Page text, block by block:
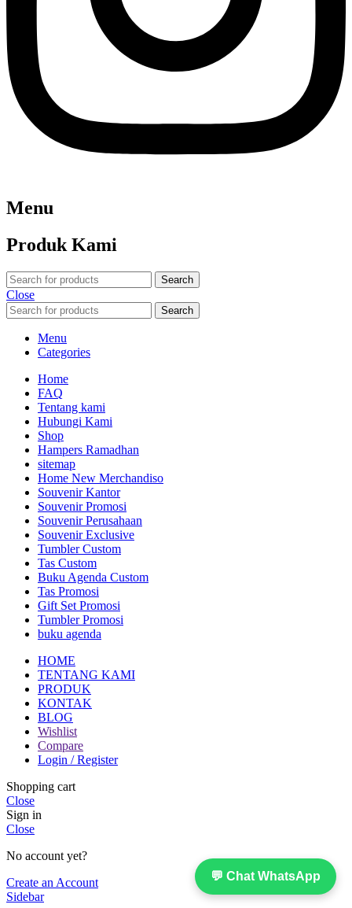
💬 Chat WhatsApp
Menu
Produk Kami
Search
Close
Search
Menu
Categories
Home
FAQ
Tentang kami
Hubungi Kami
Shop
Hampers Ramadhan
sitemap
Home New Merchandiso
Souvenir Kantor
Souvenir Promosi
Souvenir Perusahaan
Souvenir Exclusive
Tumbler Custom
Tas Custom
Buku Agenda Custom
Tas Promosi
Gift Set Promosi
Tumbler Promosi
buku agenda
HOME
TENTANG KAMI
PRODUK
KONTAK
BLOG
Wishlist
Compare
Login / Register
Shopping cart
Close
Sign in
Close
No account yet?
Create an Account
Sidebar